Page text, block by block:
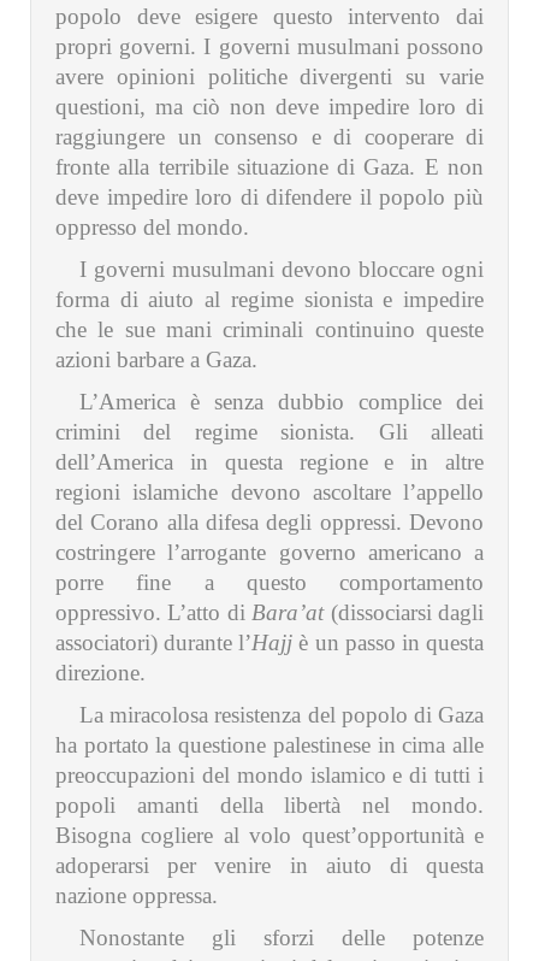
popolo deve esigere questo intervento dai
propri governi. I governi musulmani possono
avere opinioni politiche divergenti su varie
questioni, ma ciò non deve impedire loro di
raggiungere un consenso e di cooperare di
fronte alla terribile situazione di Gaza. E non
deve impedire loro di difendere il popolo più
oppresso del mondo.
I governi musulmani devono bloccare ogni
forma di aiuto al regime sionista e impedire
che le sue mani criminali continuino queste
azioni barbare a Gaza.
L’America è senza dubbio complice dei
crimini del regime sionista. Gli alleati
dell’America in questa regione e in altre
regioni islamiche devono ascoltare l’appello
del Corano alla difesa degli oppressi. Devono
costringere l’arrogante governo americano a
porre fine a questo comportamento
oppressivo. L’atto di Bara’at(dissociarsi dagli
associatori) durante l’Hajj è un passo in questa
direzione.
La miracolosa resistenza del popolo di Gaza
ha portato la questione palestinese in cima alle
preoccupazioni del mondo islamico e di tutti i
popoli amanti della libertà nel mondo.
Bisogna cogliere al volo quest’opportunità e
adoperarsi per venire in aiuto di questa
nazione oppressa.
Nonostante gli sforzi delle potenze